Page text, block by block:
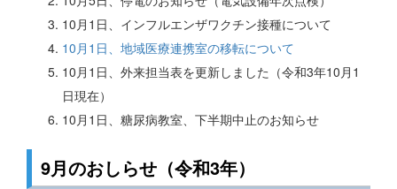
10月1日、インフルエンザワクチン接種について
10月1日、地域医療連携室の移転について
10月1日、外来担当表を更新しました（令和3年10月1
日現在）
10月1日、糖尿病教室、下半期中止のお知らせ
9月のおしらせ（令和3年）